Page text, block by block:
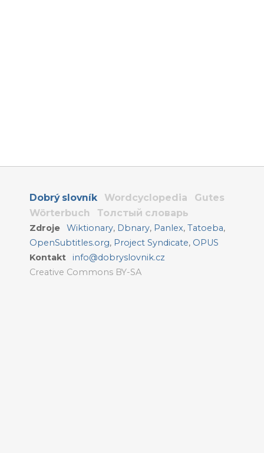
Dobrý slovník Wordcyclopedia
Gutes
Wörterbuch
Толстый словарь
Zdroje Wiktionary, Dbnary, Panlex,Tatoeba,
OpenSubtitles.org, Project Syndicate, OPUS
Kontakt
info@dobryslovnik.cz
Creative Commons BY-SA